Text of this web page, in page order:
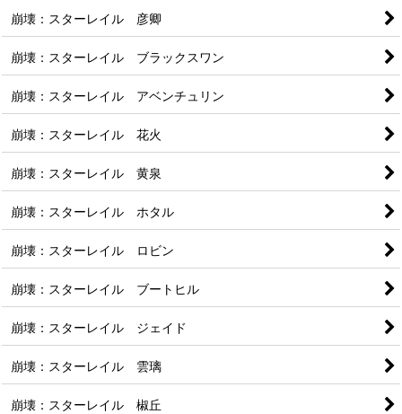
崩壊：スターレイル 彦卿
崩壊：スターレイル ブラックスワン
崩壊：スターレイル アベンチュリン
崩壊：スターレイル 花火
崩壊：スターレイル 黄泉
崩壊：スターレイル ホタル
崩壊：スターレイル ロビン
崩壊：スターレイル ブートヒル
崩壊：スターレイル ジェイド
崩壊：スターレイル 雲璃
崩壊：スターレイル 椒丘